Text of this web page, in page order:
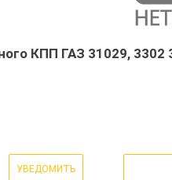
КПП ГАЗ 31029, 3302
УВЕДОМИТЬ